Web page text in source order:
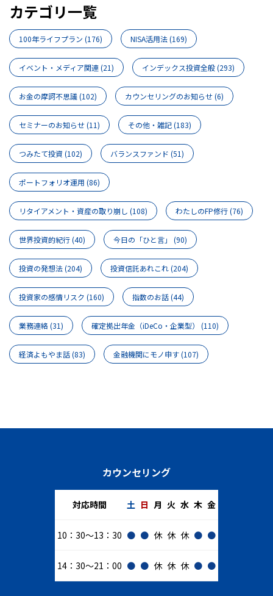
カテゴリ一覧
100年ライフプラン (176) NISA活用法(169)
イベント・メディア関連(21) インデックス投資全般(293)
お金の摩訶不思議(102) カウンセリングのお知らせ(6)
セミナーのお知らせ(11) その他・雑記(183)
つみたて投資(102) バランスファンド (51)
ポートフォリオ運用 (86)
リタイアメント・資産の取り崩し (108) わたしのFP修行(76)
世界投資的紀行(40) 今日の「ひと言」 (90)
投資の発想法(204) 投資信託あれこれ(204)
投資家の感情リスク (160) 指数のお話(44)
業務連絡(31) 確定拠出年金（iDeCo・企業型） (110)
経済よもやま話(83) 金融機関にモノ申す(107)
カウンセリング
対応時間 土 日 月 火 水 木 金
10：30～13：30 ● ● 休 休 休 ● ●
14：30～21：00 ● ● 休 休 休 ● ●